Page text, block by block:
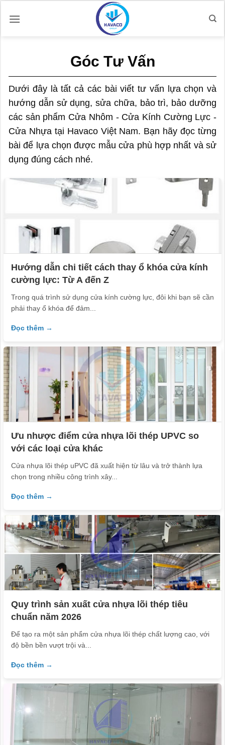
qua
Góc Tư Vấn
Dưới đây là tất cả các bài viết tư vấn lựa chọn và
hướng dẫn sử dụng, sửa chữa, bảo trì, bảo dưỡng
các sản phẩm Cửa Nhôm - Cửa Kính Cường Lực -
Cửa Nhựa tại Havaco Việt Nam. Bạn hãy đọc từng
bài để lựa chọn được mẫu cửa phù hợp nhất và sử
dụng đúng cách nhé.
Hướng dẫn chi tiết cách thay ổ khóa cửa kính
cường lực: Từ A đến Z
Trong quá trình sử dụng cửa kính cường lực, đôi khi bạn sẽ cần
phải thay ổ khóa để đảm...
Đọc thêm →
Ưu nhược điểm cửa nhựa lõi thép UPVC so
với các loại cửa khác
Cửa nhựa lõi thép uPVC đã xuất hiện từ lâu và trở thành lựa
chọn trong nhiều công trình xây...
Đọc thêm →
Quy trình sản xuất cửa nhựa lõi thép tiêu
chuẩn năm 2026
Để tạo ra một sản phẩm cửa nhựa lõi thép chất lượng cao, với
độ bền bền vượt trội và...
Đọc thêm →